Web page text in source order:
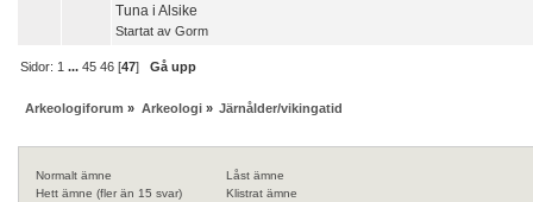
Tuna i Alsike
Startat av Gorm
Sidor: 1 ...45 46 [47]Gå upp
Arkeologiforum » Arkeologi» Järnålder/vikingatid
Normalt ämne
Hett ämne (fler än 15 svar)
Låst ämne
Klistrat ämne